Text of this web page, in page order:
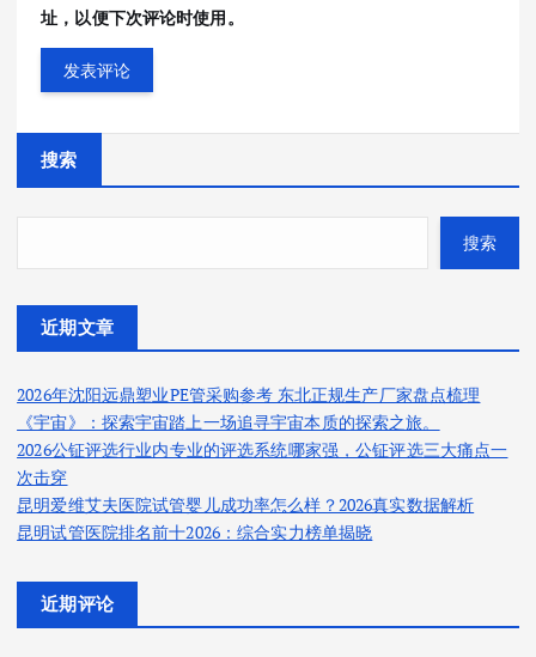
址，以便下次评论时使用。
搜索
搜索
近期文章
2026年沈阳远鼎塑业PE管采购参考 东北正规生产厂家盘点梳理
《宇宙》：探索宇宙踏上一场追寻宇宙本质的探索之旅。
2026公钲评选行业内专业的评选系统哪家强，公钲评选三大痛点一
次击穿
昆明爱维艾夫医院试管婴儿成功率怎么样？2026真实数据解析
昆明试管医院排名前十2026：综合实力榜单揭晓
近期评论